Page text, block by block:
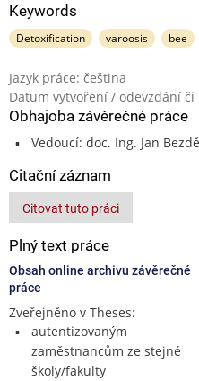
Keywords
Detoxification varoosis bee
Jazyk práce: čeština
Datum vytvoření / odevzdání
Obhajoba závěrečné práce
Vedoucí: doc. Ing. Jan
Citační záznam
Citovat tuto práci
Plný text práce
Obsah online archivu závěrečné
práce
Zveřejněno v Theses:
autentizovaným
zaměstnancům ze stejné
školy/fakulty